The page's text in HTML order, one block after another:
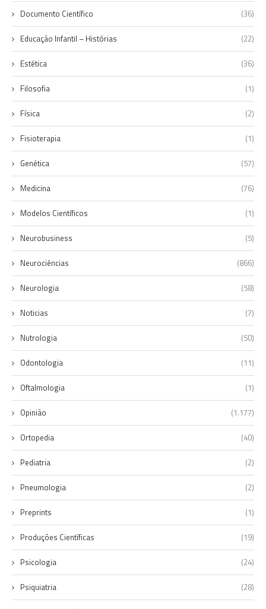
Documento Científico (36)
Educação Infantil – Histórias (22)
Estética (36)
Filosofia (1)
Física (2)
Fisioterapia (1)
Genética (57)
Medicina (76)
Modelos Científicos (1)
Neurobusiness (5)
Neurociências (866)
Neurologia (58)
Noticias (7)
Nutrologia (50)
Odontologia (11)
Oftalmologia (1)
Opinião (1.177)
Ortopedia (40)
Pediatria (2)
Pneumologia (2)
Preprints (1)
Produções Científicas (19)
Psicologia (24)
Psiquiatria (28)